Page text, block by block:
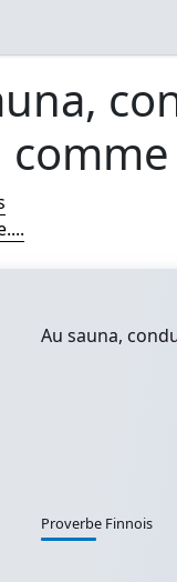
comme
Au sauna,
Proverbe Finnois